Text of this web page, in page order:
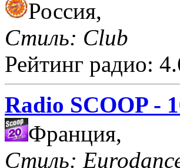
Россия,
Стиль: Club
Рейтинг радио:
Radio SCOOP -
Франция,
Стиль: